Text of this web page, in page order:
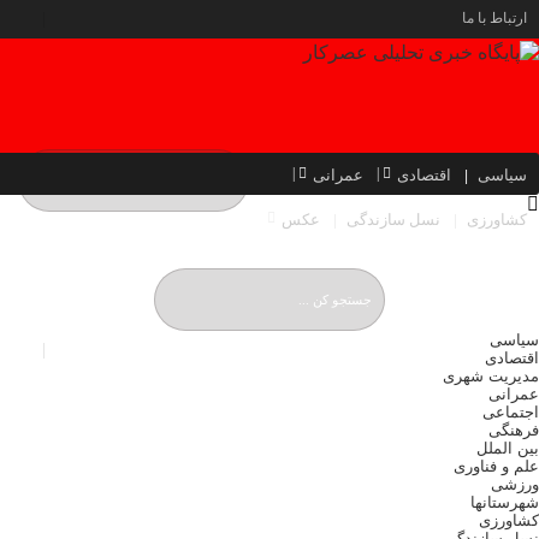
ارتباط با ما
سیاسی اقتصادی عمرانی
کشاورزی نسل سازندگی عکس
سیاسی
اقتصادی
مدیریت شهری
عمرانی
اجتماعی
فرهنگی
بین الملل
علم و فناوری
ورزشی
شهرستانها
کشاورزی